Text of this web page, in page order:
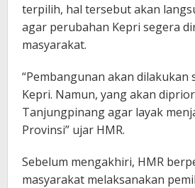
terpilih, hal tersebut akan
agar perubahan Kepri segera
masyarakat.
“Pembangunan akan dilakukan
Kepri. Namun, yang akan
Tanjungpinang agar layak
Provinsi” ujar HMR.
Sebelum mengakhiri, HMR
masyarakat melaksanakan